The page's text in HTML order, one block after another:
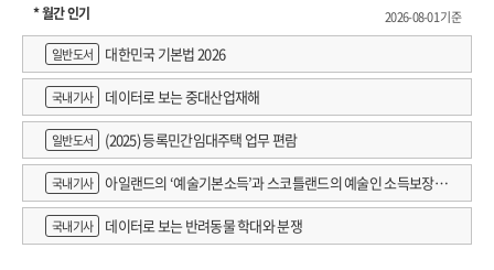
* 월간 인기
2026-08-01 기준
일반도서
대한민국 기본법 2026
국내기사 데이터로 보는 중대산업재해
일반도서 (2025) 등록민간임대주택 업무 편람
국내기사
아일랜드의 ‘예술기본소득’과 스코틀랜드의 예술인 소득보장정
책 논의
국내기사 데이터로 보는 반려동물 학대와 분쟁